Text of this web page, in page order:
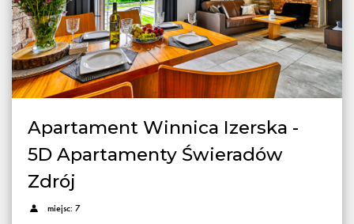
Apartament Winnica Izerska -
5D Apartamenty Świeradów
Zdrój
miejsc: 7